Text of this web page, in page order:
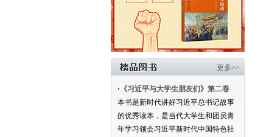
更多>>
· 《习近平与大学生朋友们》第二卷
本书是新时代讲好习近平总书记故事
的优秀读本，是当代大学生和团员青
年学习领会习近平新时代中国特色社